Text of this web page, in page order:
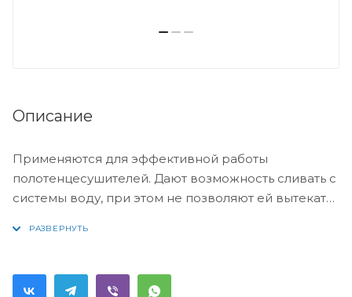
Описание
Применяются для эффективной работы
полотенцесушителей. Дают возможность сливать с
системы воду, при этом не позволяют ей вытекать